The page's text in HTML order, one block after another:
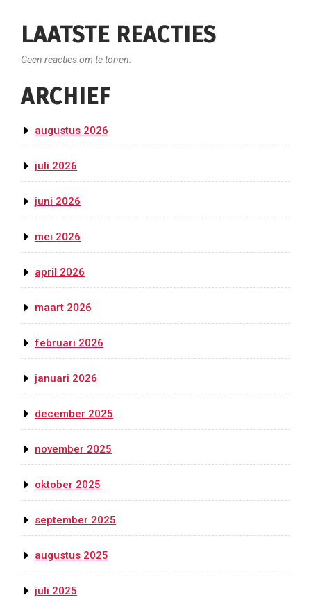
LAATSTE REACTIES
Geen reacties om te tonen.
ARCHIEF
augustus 2026
juli 2026
juni 2026
mei 2026
april 2026
maart 2026
februari 2026
januari 2026
december 2025
november 2025
oktober 2025
september 2025
augustus 2025
juli 2025